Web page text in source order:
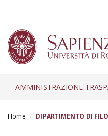
AMMINISTRAZIONE
Home DIPARTIMENTO DI